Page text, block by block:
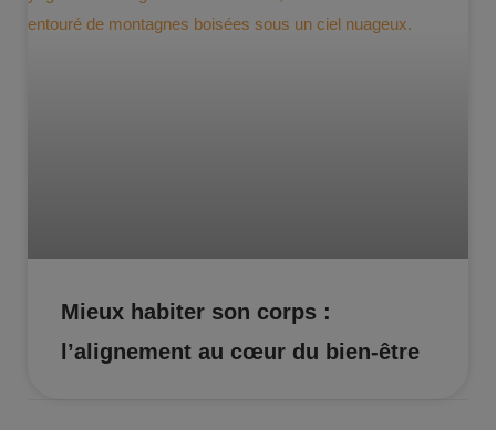
Mieux habiter son corps :
l’alignement au cœur du bien-être